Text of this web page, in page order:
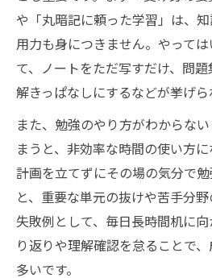
や「丸暗記に頼った学習」は、
用力も身につきません。やって
て、ノートをただ写すだけ、問
解きっぱなしにするなどが挙げら
また、勉強のやり方がわからな
まうと、非効率な時間の使い方に
計画を立てずにその場の気分で
と、重要な単元の抜けや苦手分野
失敗例として、毎日長時間机に
り返りや理解確認を怠ることで
多いです。